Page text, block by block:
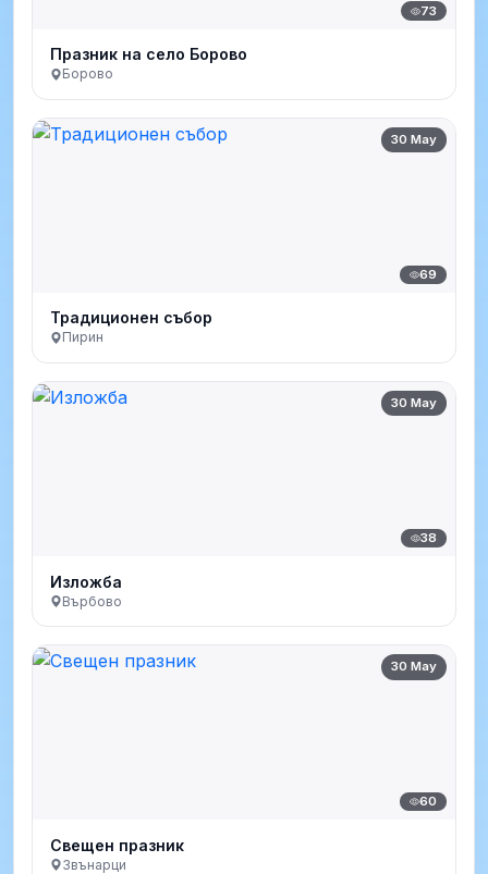
73
Празник на село Борово
Борово
30 May
69
Традиционен събор
Пирин
30 May
38
Изложба
Върбово
30 May
60
Свещен празник
Звънарци